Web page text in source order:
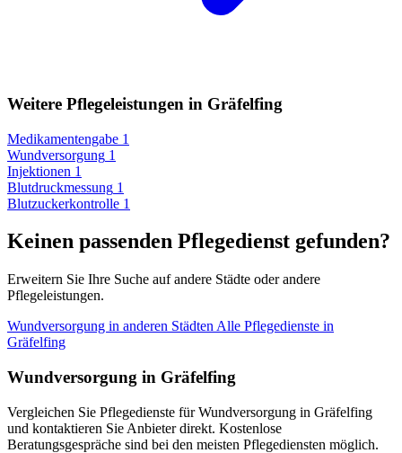
Weitere Pflegeleistungen in Gräfelfing
Medikamentengabe 1
Wundversorgung 1
Injektionen 1
Blutdruckmessung 1
Blutzuckerkontrolle 1
Keinen passenden Pflegedienst gefunden?
Erweitern Sie Ihre Suche auf andere Städte oder andere
Pflegeleistungen.
Wundversorgung in anderen Städten Alle Pflegedienste in
Gräfelfing
Wundversorgung in Gräfelfing
Vergleichen Sie Pflegedienste für Wundversorgung in Gräfelfing
und kontaktieren Sie Anbieter direkt. Kostenlose
Beratungsgespräche sind bei den meisten Pflegediensten möglich.